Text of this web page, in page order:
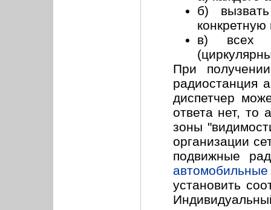
б)
конкретную
в) всех
При
радиостанция
диспетчер
ответа нет, то
зоны
организации
подвижные
установить